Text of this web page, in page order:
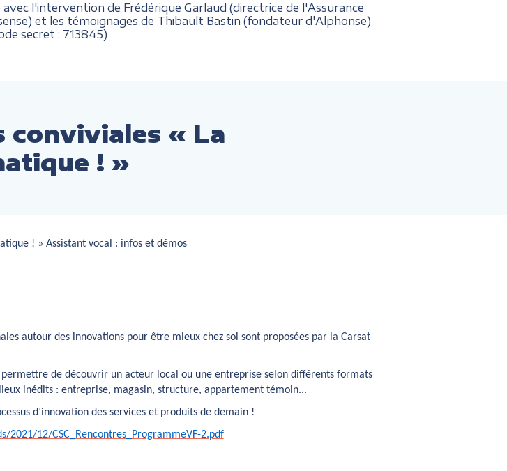
l'intervention de Frédérique Garlaud (directrice de l'Assurance
et les témoignages de Thibault Bastin (fondateur d'Alphonse)
secret : 713845)
conviviales « La
! »
! » Assistant vocal : infos et démos
autour des innovations pour être mieux chez soi sont proposées par la Carsat
de découvrir un acteur local ou une entreprise selon différents formats
inédits : entreprise, magasin, structure, appartement témoin...
d’innovation des services et produits de demain !
12/CSC_Rencontres_ProgrammeVF-2.pdf